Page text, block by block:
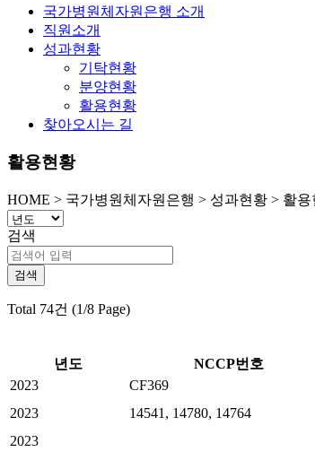
국가병원체자원은행 소개
직원소개
성과현황
기탁현황
분양현황
활용현황
찾아오시는 길
활용현황
HOME > 국가병원체자원은행 > 성과현황 > 활용
검색
Total 74건 (1/8 Page)
년도
NCCP번호
2023
CF369
2023
14541, 14780, 14764
2023